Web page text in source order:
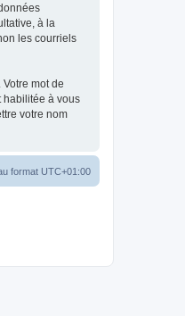
à la
les courriels
mot de
habilitée à vous
votre nom
format UTC+01:00